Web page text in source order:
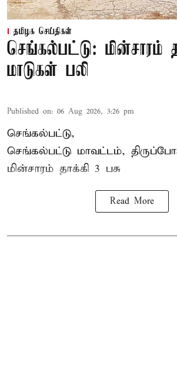
தமிழக செய்திகள்
செங்கல்பட்டு: மின்சாரம்
மாடுகள் பலி
Published on: 06 Aug 2026, 3:26 pm
செங்கல்பட்டு,
செங்கல்பட்டு மாவட்டம்,
மின்சாரம் தாக்கி 3 பசு
Read More